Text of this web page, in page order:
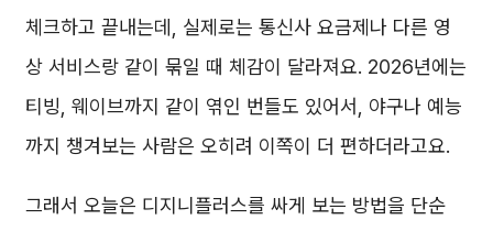
체크하고 끝내는데, 실제로는 통신사 요금제나 다른 영
상 서비스랑 같이 묶일 때 체감이 달라져요. 2026년에는
티빙, 웨이브까지 같이 엮인 번들도 있어서, 야구나 예능
까지 챙겨보는 사람은 오히려 이쪽이 더 편하더라고요.
그래서 오늘은 디지니플러스를 싸게 보는 방법을 단순